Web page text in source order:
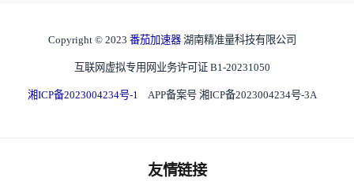
Copyright © 2023 番茄加速器 湖南精准量科技有限公司
互联网虚拟专用网业务许可证 B1-20231050
湘ICP备2023004234号-1 APP备案号 湘ICP备2023004234号-3A
友情链接